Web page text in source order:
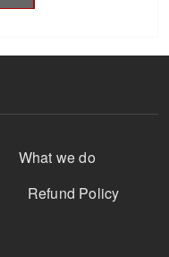
What we do
Refund Policy